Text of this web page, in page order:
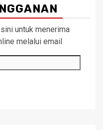
untuk menerima
melalui email